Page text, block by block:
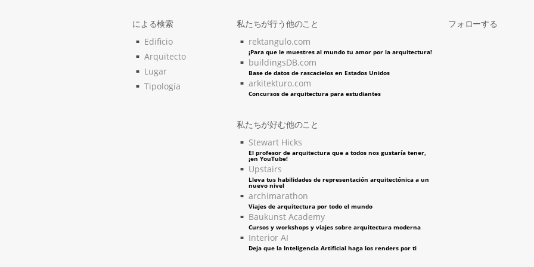
による検索
Edificio
Arquitecto
Lugar
Tipología
私たちが行う他のこと
rektangulo.com
¡Para que le muestres al mundo tu amor por la arquitectura!
buildingsDB.com
Base de datos de rascacielos en Estados Unidos
arkitekturo.com
Concursos de arquitectura para estudiantes
私たちが好む他のこと
Stewart Hicks
El profesor de arquitectura que a todos nos gustaría tener,
¡en YouTube!
Upstairs
Lleva tus habilidades de representación arquitectónica a un
nuevo nivel
archimarathon
Viajes de arquitectura por todo el mundo
Baukunst Academy
Cursos y workshops y viajes sobre arquitectura moderna
Interior AI
Deja que la Inteligencia Artificial haga los renders por ti
フォローする